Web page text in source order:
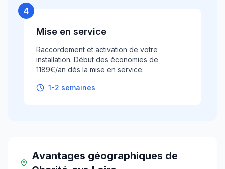
4
Mise en service
Raccordement et activation de votre
installation. Début des économies de
1189€/an dès la mise en service.
1-2 semaines
Avantages géographiques de